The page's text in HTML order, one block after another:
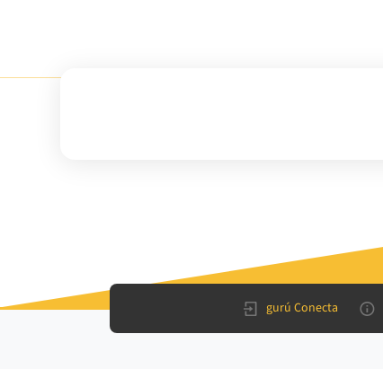
gurú Conecta